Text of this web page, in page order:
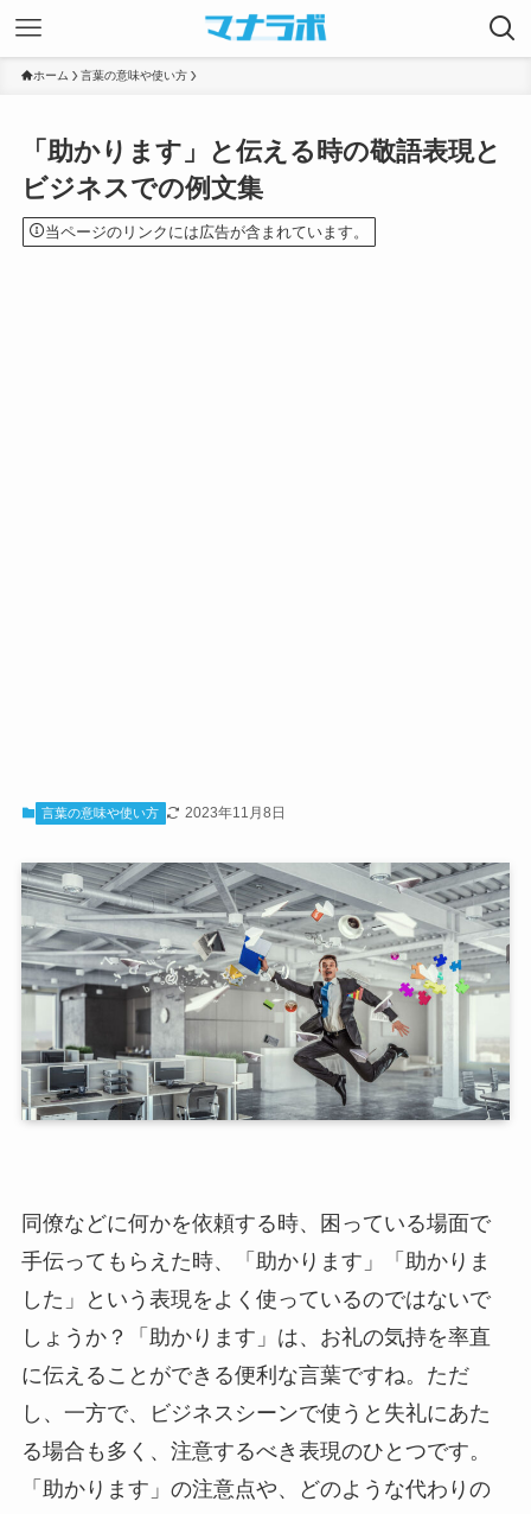
ホーム 言葉の意味や使い方
「助かります」と伝える時の敬語表現と
ビジネスでの例文集
当ページのリンクには広告が含まれています。
言葉の意味や使い方 2023年11月8日
同僚などに何かを依頼する時、困っている場面で
手伝ってもらえた時、「助かります」「助かりま
した」という表現をよく使っているのではないで
しょうか？「助かります」は、お礼の気持を率直
に伝えることができる便利な言葉ですね。ただ
し、一方で、ビジネスシーンで使うと失礼にあた
る場合も多く、注意するべき表現のひとつです。
「助かります」の注意点や、どのような代わりの